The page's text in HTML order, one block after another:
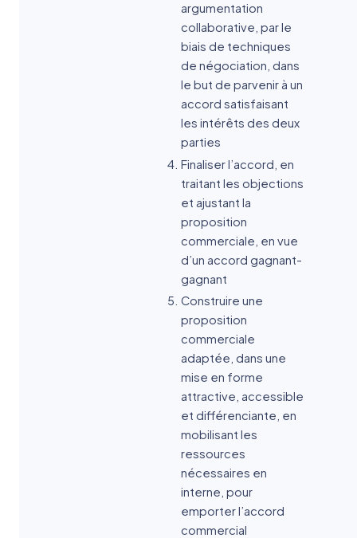
argumentation
collaborative, par le
biais de techniques
de négociation, dans
le but de parvenir à un
accord satisfaisant
les intérêts des deux
parties
Finaliser l’accord, en
traitant les objections
et ajustant la
proposition
commerciale, en vue
d’un accord gagnant-
gagnant
Construire une
proposition
commerciale
adaptée, dans une
mise en forme
attractive, accessible
et différenciante, en
mobilisant les
ressources
nécessaires en
interne, pour
emporter l’accord
commercial